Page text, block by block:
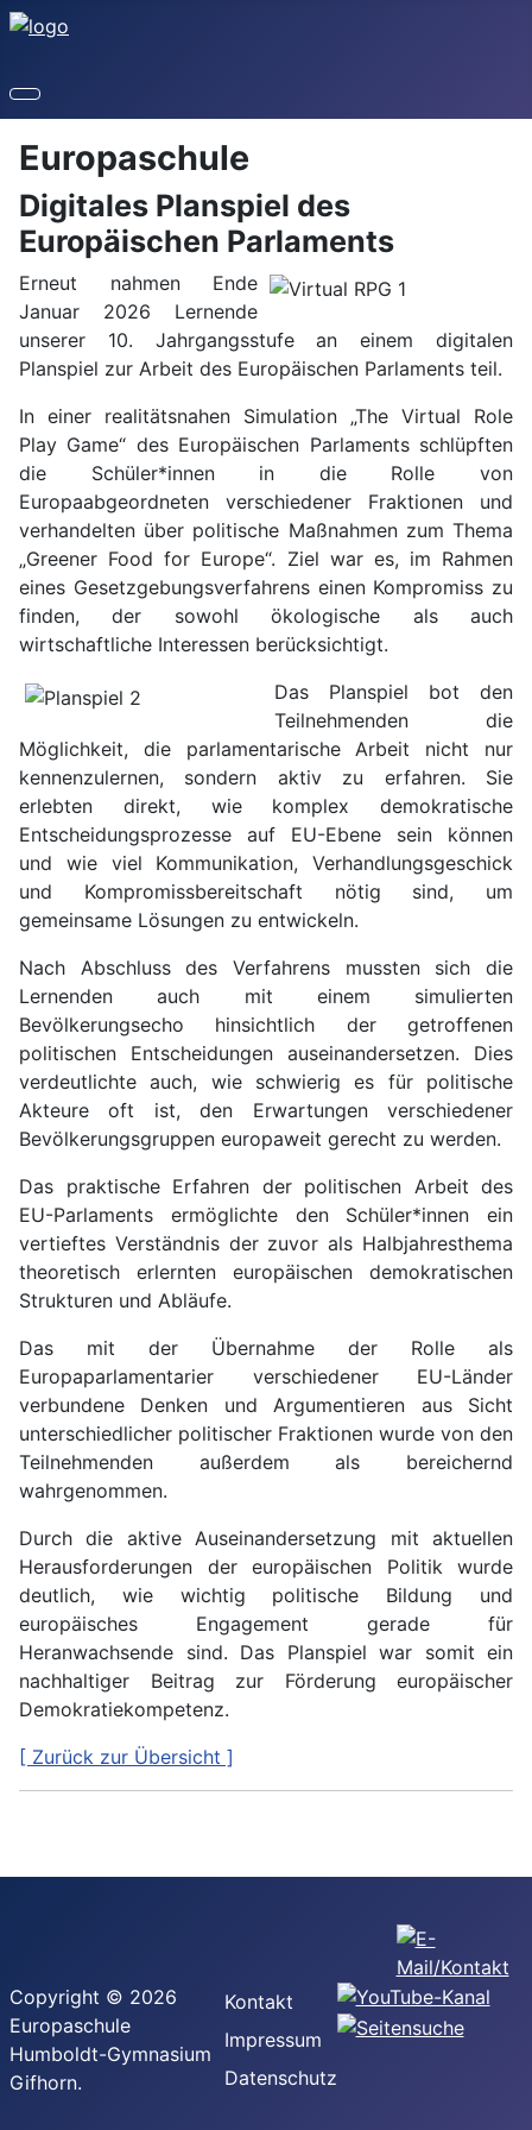
Europaschule
Digitales Planspiel des
Europäischen Parlaments
Erneut nahmen Ende
Januar 2026 Lernende
unserer 10. Jahrgangsstufe an einem digitalen
Planspiel zur Arbeit des Europäischen Parlaments teil.
In einer realitätsnahen Simulation „The Virtual Role
Play Game“ des Europäischen Parlaments schlüpften
die Schüler*innen in die Rolle von
Europaabgeordneten verschiedener Fraktionen und
verhandelten über politische Maßnahmen zum Thema
„Greener Food for Europe“. Ziel war es, im Rahmen
eines Gesetzgebungsverfahrens einen Kompromiss zu
finden, der sowohl ökologische als auch
wirtschaftliche Interessen berücksichtigt.
Das Planspiel bot den
Teilnehmenden die
Möglichkeit, die parlamentarische Arbeit nicht nur
kennenzulernen, sondern aktiv zu erfahren. Sie
erlebten direkt, wie komplex demokratische
Entscheidungsprozesse auf EU-Ebene sein können
und wie viel Kommunikation, Verhandlungsgeschick
und Kompromissbereitschaft nötig sind, um
gemeinsame Lösungen zu entwickeln.
Nach Abschluss des Verfahrens mussten sich die
Lernenden auch mit einem simulierten
Bevölkerungsecho hinsichtlich der getroffenen
politischen Entscheidungen auseinandersetzen. Dies
verdeutlichte auch, wie schwierig es für politische
Akteure oft ist, den Erwartungen verschiedener
Bevölkerungsgruppen europaweit gerecht zu werden.
Das praktische Erfahren der politischen Arbeit des
EU-Parlaments ermöglichte den Schüler*innen ein
vertieftes Verständnis der zuvor als Halbjahresthema
theoretisch erlernten europäischen demokratischen
Strukturen und Abläufe.
Das mit der Übernahme der Rolle als
Europaparlamentarier verschiedener EU-Länder
verbundene Denken und Argumentieren aus Sicht
unterschiedlicher politischer Fraktionen wurde von den
Teilnehmenden außerdem als bereichernd
wahrgenommen.
Durch die aktive Auseinandersetzung mit aktuellen
Herausforderungen der europäischen Politik wurde
deutlich, wie wichtig politische Bildung und
europäisches Engagement gerade für
Heranwachsende sind. Das Planspiel war somit ein
nachhaltiger Beitrag zur Förderung europäischer
Demokratiekompetenz.
[ Zurück zur Übersicht ]
Copyright © 2026
Europaschule
Humboldt-Gymnasium
Gifhorn.
Kontakt
Impressum
Datenschutz